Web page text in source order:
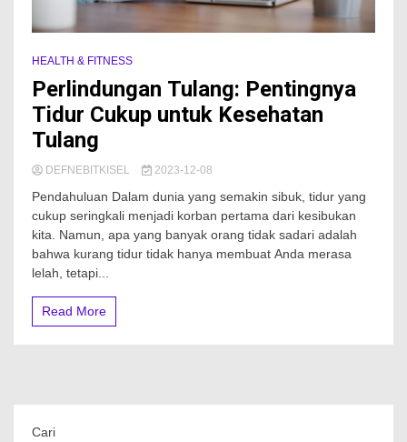
HEALTH & FITNESS
Perlindungan Tulang: Pentingnya
Tidur Cukup untuk Kesehatan
Tulang
DEFNEBITKISEL 2023-12-08
Pendahuluan Dalam dunia yang semakin sibuk, tidur yang
cukup seringkali menjadi korban pertama dari kesibukan
kita. Namun, apa yang banyak orang tidak sadari adalah
bahwa kurang tidur tidak hanya membuat Anda merasa
lelah, tetapi...
Read More
Cari